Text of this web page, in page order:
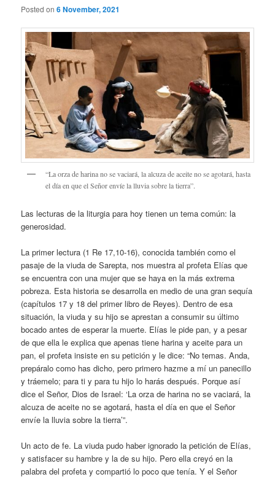
Posted on6 November, 2021
“La orza de harina no se vaciará, la alcuza de aceite no se agotará, hasta
el día en que el Señor envíe la lluvia sobre la tierra”.
Las lecturas de la liturgia para hoy tienen un tema común: la
generosidad.
La primer lectura (1 Re 17,10-16), conocida también como el
pasaje de la viuda de Sarepta, nos muestra al profeta Elías que
se encuentra con una mujer que se haya en la más extrema
pobreza. Esta historia se desarrolla en medio de una gran sequía
(capítulos 17 y 18 del primer libro de Reyes). Dentro de esa
situación, la viuda y su hijo se aprestan a consumir su último
bocado antes de esperar la muerte. Elías le pide pan, y a pesar
de que ella le explica que apenas tiene harina y aceite para un
pan, el profeta insiste en su petición y le dice: “No temas. Anda,
prepáralo como has dicho, pero primero hazme a mí un panecillo
y tráemelo; para ti y para tu hijo lo harás después. Porque así
dice el Señor, Dios de Israel: ‘La orza de harina no se vaciará, la
alcuza de aceite no se agotará, hasta el día en que el Señor
envíe la lluvia sobre la tierra’”.
Un acto de fe. La viuda pudo haber ignorado la petición de Elías,
y satisfacer su hambre y la de su hijo. Pero ella creyó en la
palabra del profeta y compartió lo poco que tenía. Y el Señor